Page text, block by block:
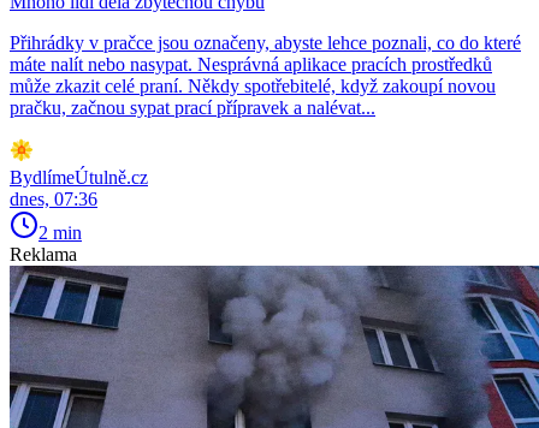
Přihrádky v pračce jsou označeny, abyste lehce poznali, co do které
máte nalít nebo nasypat. Nesprávná aplikace pracích prostředků
může zkazit celé praní. Někdy spotřebitelé, když zakoupí novou
pračku, začnou sypat prací přípravek a nalévat...
BydlímeÚtulně.cz
dnes, 07:36
2 min
Reklama